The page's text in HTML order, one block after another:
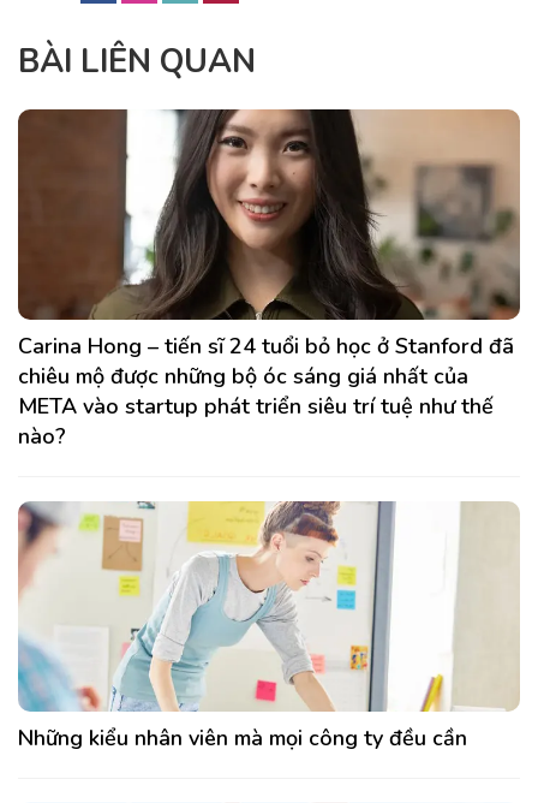
BÀI LIÊN QUAN
Carina Hong – tiến sĩ 24 tuổi bỏ học ở Stanford đã
chiêu mộ được những bộ óc sáng giá nhất của
META vào startup phát triển siêu trí tuệ như thế
nào?
Những kiểu nhân viên mà mọi công ty đều cần